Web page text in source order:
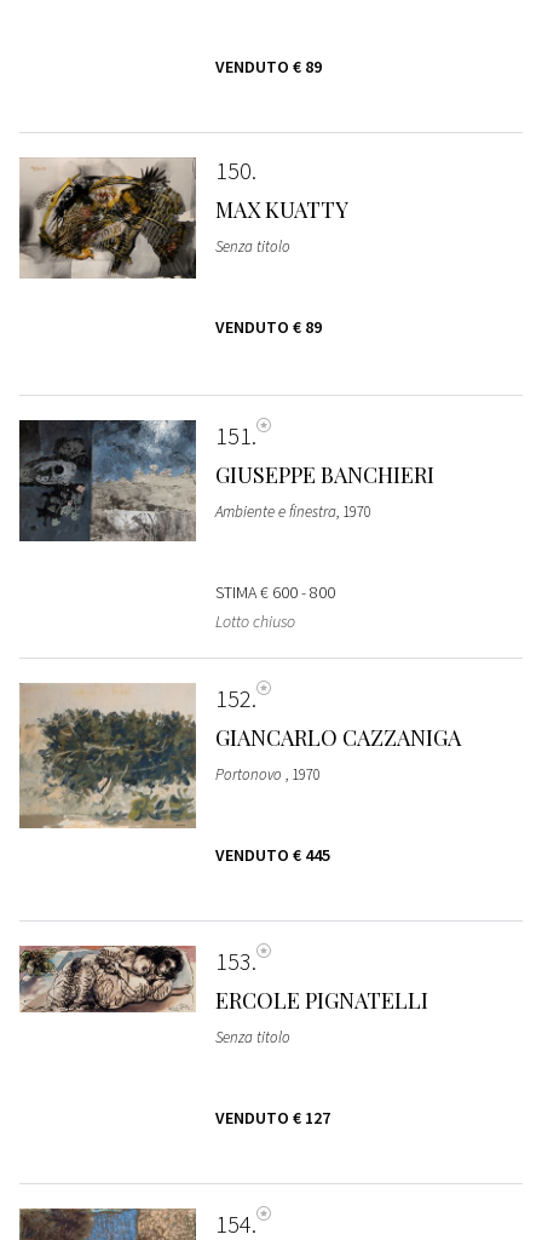
VENDUTO € 89
150
MAX KUATTY
Senza titolo
VENDUTO € 89
151
GIUSEPPE BANCHIERI
Ambiente e finestra, 1970
STIMA€ 600 - 800
Lotto chiuso
152
GIANCARLO CAZZANIGA
Portonovo , 1970
VENDUTO € 445
153
ERCOLE PIGNATELLI
Senza titolo
VENDUTO € 127
154